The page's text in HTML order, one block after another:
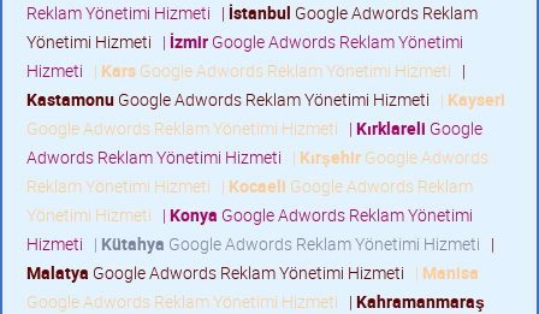
Reklam Yönetimi Hizmeti | İstanbul Google Adwords Reklam
Yönetimi Hizmeti | İzmir Google Adwords Reklam Yönetimi
Hizmeti | Kars Google Adwords Reklam Yönetimi Hizmeti |
Kastamonu Google Adwords Reklam Yönetimi Hizmeti | Kayseri
Google Adwords Reklam Yönetimi Hizmeti | Kırklareli Google
Adwords Reklam Yönetimi Hizmeti | Kırşehir Google Adwords
Reklam Yönetimi Hizmeti | Kocaeli Google Adwords Reklam
Yönetimi Hizmeti | Konya Google Adwords Reklam Yönetimi
Hizmeti | Kütahya Google Adwords Reklam Yönetimi Hizmeti |
Malatya Google Adwords Reklam Yönetimi Hizmeti | Manisa
Google Adwords Reklam Yönetimi Hizmeti | Kahramanmaraş